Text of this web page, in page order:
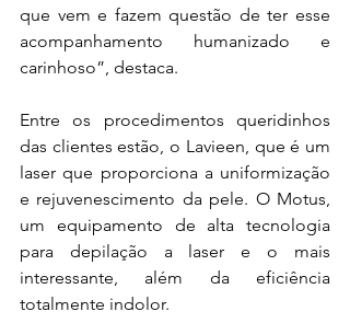
que vem e fazem questão de ter esse
acompanhamento humanizado e
carinhoso”, destaca.
Entre os procedimentos queridinhos
das clientes estão, o Lavieen, que é um
laser que proporciona a uniformização
e rejuvenescimento da pele. O Motus,
um equipamento de alta tecnologia
para depilação a laser e o mais
interessante, além da eficiência
totalmente indolor.